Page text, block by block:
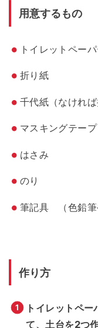
用意するもの
トイレットペー
折り紙
千代紙（なければ
マスキングテー
はさみ
のり
筆記具 （色鉛筆
作り方
トイレットペ
て、土台を2つ